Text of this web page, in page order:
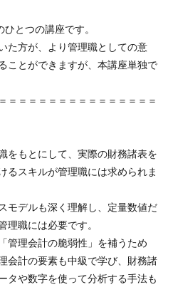
とつの講座です。
た方が、より管理職としての意
ことができますが、本講座単独で
＝＝＝＝＝＝＝＝＝＝＝＝＝＝＝
をもとにして、実際の財務諸表を
るスキルが管理職には求められま
モデルも深く理解し、定量数値だ
理職には必要です。
管理会計の脆弱性」を補うため
会計の要素も中級で学び、財務諸
タや数字を使って分析する手法も